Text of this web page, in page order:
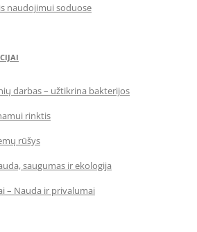
naudojimui soduose
darbas – užtikrina bakterijos
rinktis
rūšys
saugumas ir ekologija
– Nauda ir privalumai